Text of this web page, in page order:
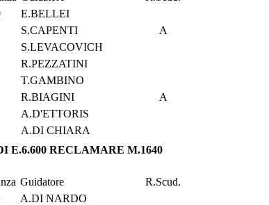
E.BELLEI
S.CAPENTI
A
S.LEVACOVICH
R.PEZZATINI
T.GAMBINO
R.BIAGINI
A
A.D'ETTORIS
A.DI CHIARA
E.6.600 RECLAMARE M.1640
Guidatore
R.Scud.
A.DI NARDO